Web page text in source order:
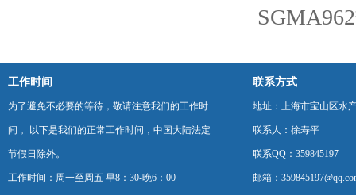
工作时间
为了避免不必要的等待，敬请注意我们的工作时
间 。以下是我们的正常工作时间，中国大陆法定
节假日除外。
工作时间：周一至周五 早8：30-晚6：00
联系方式
地址：上海市宝山区水
联系人：徐寿平
联系QQ：359845197
邮箱：